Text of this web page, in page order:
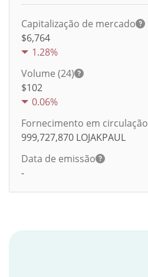
Capitalização de mercado
$6,764
1.28%
Volume (24)
$102
0.06%
Fornecimento em circulação
999,727,870 LOJAKPAUL
Data de emissão
-